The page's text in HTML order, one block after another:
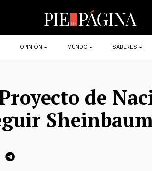
OPINIÓN MUNDO SABERES
de
Sheinbaum